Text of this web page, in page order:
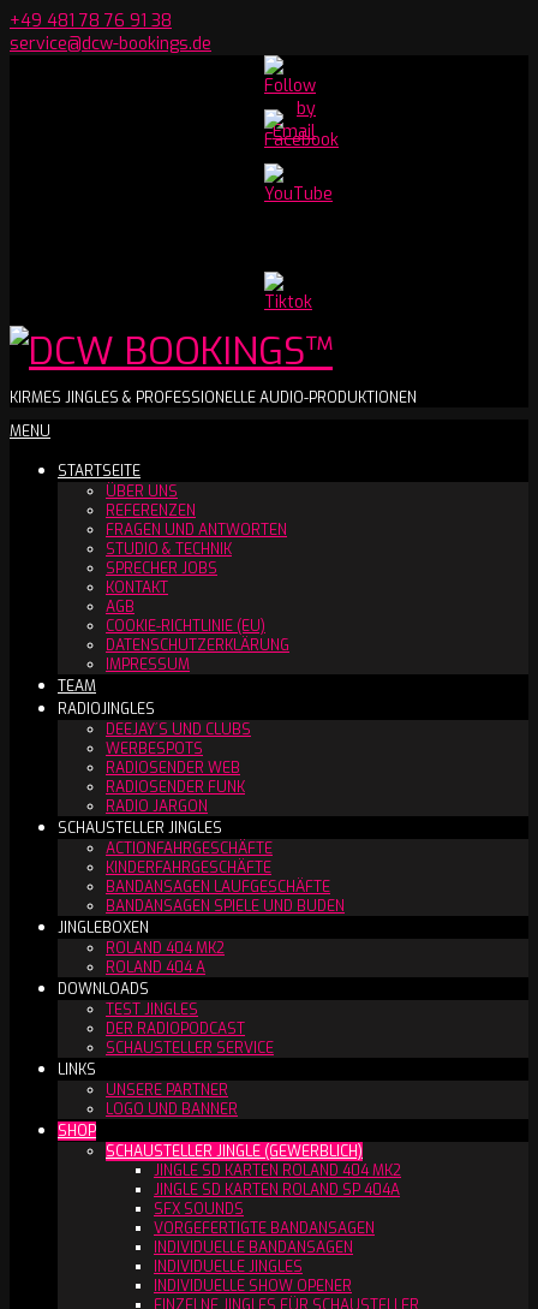
Skip
to
+49 481 78 76 91 38
service@dcw-bookings.de
Youtube
Channel
DCW
BOOKINGS™
KIRMES JINGLES & PROFESSIONELLE AUDIO-PRODUKTIONEN
Secondary
Menu
MENU
STARTSEITE
ÜBER UNS
REFERENZEN
FRAGEN UND ANTWORTEN
STUDIO & TECHNIK
SPRECHER JOBS
KONTAKT
AGB
COOKIE-RICHTLINIE (EU)
DATENSCHUTZERKLÄRUNG
IMPRESSUM
TEAM
RADIOJINGLES
DEEJAY´S UND CLUBS
WERBESPOTS
RADIOSENDER WEB
RADIOSENDER FUNK
RADIO JARGON
SCHAUSTELLER JINGLES
ACTIONFAHRGESCHÄFTE
KINDERFAHRGESCHÄFTE
BANDANSAGEN LAUFGESCHÄFTE
BANDANSAGEN SPIELE UND BUDEN
JINGLEBOXEN
ROLAND 404 MK2
ROLAND 404 A
DOWNLOADS
TEST JINGLES
DER RADIOPODCAST
SCHAUSTELLER SERVICE
LINKS
UNSERE PARTNER
LOGO UND BANNER
SHOP
SCHAUSTELLER JINGLE (GEWERBLICH)
JINGLE SD KARTEN ROLAND 404 MK2
JINGLE SD KARTEN ROLAND SP 404A
SFX SOUNDS
VORGEFERTIGTE BANDANSAGEN
INDIVIDUELLE BANDANSAGEN
INDIVIDUELLE JINGLES
INDIVIDUELLE SHOW OPENER